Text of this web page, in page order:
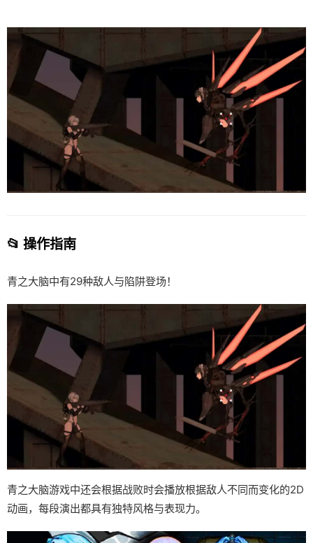
📂 操作指南
青之大脑中有29种敌人与陷阱登场！
青之大脑游戏中还会根据战败时会播放根据敌人不同而变化的2D
动画，每段演出都具有独特风格与表现力。